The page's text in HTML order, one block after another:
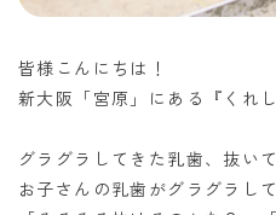
皆様こんにちは！
新大阪「宮原」にある『くれ
グラグラしてきた乳歯、抜い
お子さんの乳歯がグラグラして